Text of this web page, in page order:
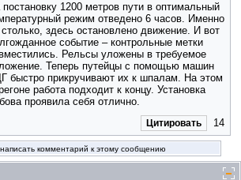
постановку 1200 метров пути в оптимальный
режим отведено 6 часов. Именно
здесь остановлено движение. И вот
событие – контрольные метки
Рельсы уложены в требуемое
Теперь путейцы с помощью машин
быстро прикручивают их к шпалам. На этом
работа подходит к концу. Установка
проявила себя отлично.
Цитировать 14
комментарий к этому сообщению